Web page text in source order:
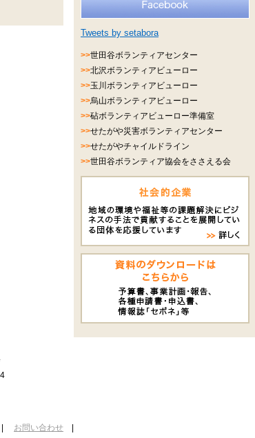
Tweets by setabora
>>世田谷ボランティアセンター
>>北沢ボランティアビューロー
>>玉川ボランティアビューロー
>>烏山ボランティアビューロー
>>砧ボランティアビューロー準備室
>>せたがや災害ボランティアセンター
>>せたがやチャイルドライン
>>世田谷ボランティア協会をささえる会
お問い合わせ